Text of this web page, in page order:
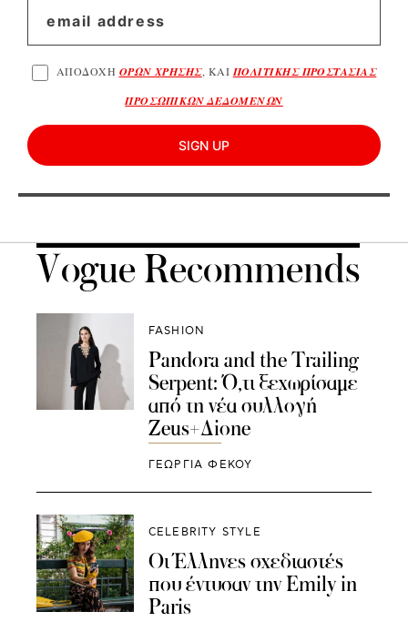
ΑΠΟΔΟΧΗ ΟΡΩΝ ΧΡΗΣΗΣ, ΚΑΙ ΠΟΛΙΤΙΚΗΣ ΠΡΟΣΤΑΣΙΑΣ
ΠΡΟΣΩΠΙΚΩΝ ΔΕΔΟΜΕΝΩΝ
SIGN UP
Vogue Recommends
FASHION
Pandora and the Trailing
Serpent: Ό,τι ξεχωρίσαμε
από τη νέα συλλογή
Zeus+Δione
ΓΕΩΡΓΙΑ ΦΕΚΟΥ
CELEBRITY STYLE
Οι Έλληνες σχεδιαστές
που έντυσαν την Emily in
Paris